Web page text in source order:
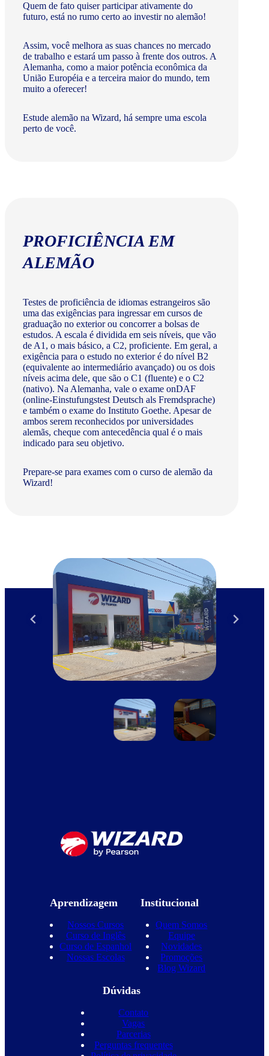
Quem de fato quiser participar ativamente do
futuro, está no rumo certo ao investir no alemão!
Assim, você melhora as suas chances no mercado
de trabalho e estará um passo à frente dos outros. A
Alemanha, como a maior potência econômica da
União Européia e a terceira maior do mundo, tem
muito a oferecer!​
Estude alemão na Wizard, há sempre uma escola
perto de você.
PROFICIÊNCIA EM
ALEMÃO
Testes de proficiência de idiomas estrangeiros são
uma das exigências para ingressar em cursos de
graduação no exterior ou concorrer a bolsas de
estudos. A escala é dividida em seis níveis, que vão
de A1, o mais básico, a C2, proficiente. Em geral, a
exigência para o estudo no exterior é do nível B2
(equivalente ao intermediário avançado) ou os dois
níveis acima dele, que são o C1 (fluente) e o C2
(nativo). Na Alemanha, vale o exame onDAF
(online-Einstufungstest Deutsch als Fremdsprache)
e também o exame do Instituto Goethe. Apesar de
ambos serem reconhecidos por universidades
alemãs, cheque com antecedência qual é o mais
indicado para seu objetivo.
Prepare-se para exames com o curso de alemão da
Wizard!
Aprendizagem
Nossos Cursos
Curso de Inglês
Curso de Espanhol
Nossas Escolas
Institucional
Quem Somos
Equipe
Novidades
Promoções
Blog Wizard
Dúvidas
Contato
Vagas
Parcerias
Perguntas frequentes